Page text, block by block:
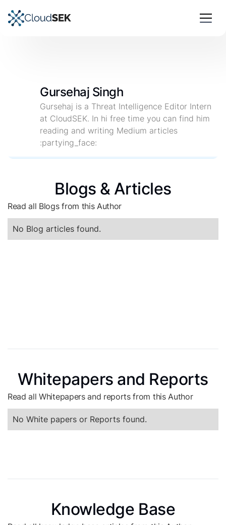
Gursehaj Singh
Gursehaj is a Threat Intelligence Editor Intern
at CloudSEK. In hi free time you can find him
reading and writing Medium articles
:partying_face:
Blogs & Articles
Read all Blogs from this Author
No Blog articles found.
Whitepapers and Reports
Read all Whitepapers and reports from this Author
No White papers or Reports found.
Knowledge Base